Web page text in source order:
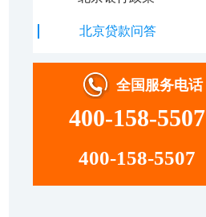
北京贷款问答
全国服务电话
400-158-5507
400-158-5507